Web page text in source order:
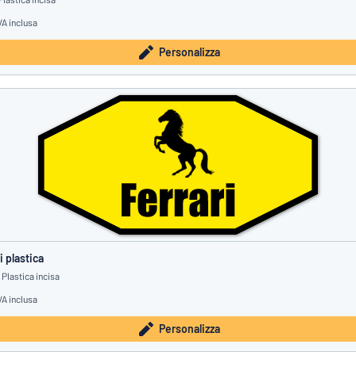
inclusa
Personalizza
plastica
Plastica incisa
inclusa
Personalizza